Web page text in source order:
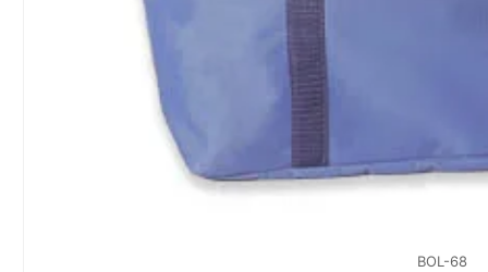
BOL-68